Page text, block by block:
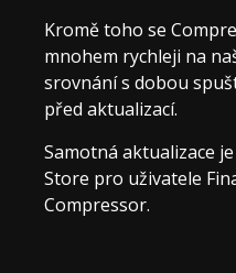
Kromě toho se
mnohem rychleji na
srovnání s dobou
před aktualizací.
Samotná aktualizace
Store pro uživatele
Compressor.